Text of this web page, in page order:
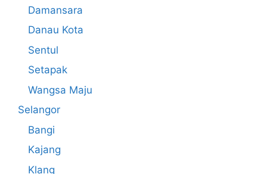
Damansara
Danau Kota
Sentul
Setapak
Wangsa Maju
Selangor
Bangi
Kajang
Klang